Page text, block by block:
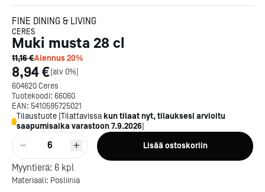
FINE DINING & LIVING
CERES
Muki musta 28 cl
11,16 €Alennus20%
8,94 €[alv 0%]
604620 Ceres
Tuotekoodi: 66060
EAN: 5410595725021
Tilaustuote [Tilattavissa kun tilaat nyt, tilauksesi arvioitu
saapumisaika varastoon7.9.2026]
6 Lisää ostoskoriin
Myyntierä: 6 kpl
Materiaali: Posliinia
Kotipizza on vuonna 1987
perustettu yritys, jolla on yli
300 ravintolaa eri puolella
Suomea. Dieta on tehnyt